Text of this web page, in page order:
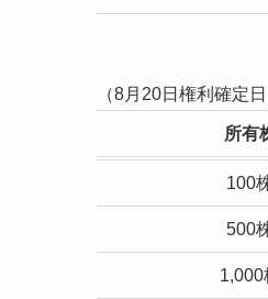
（8月20日権利確定日
所有
100
500
1,000